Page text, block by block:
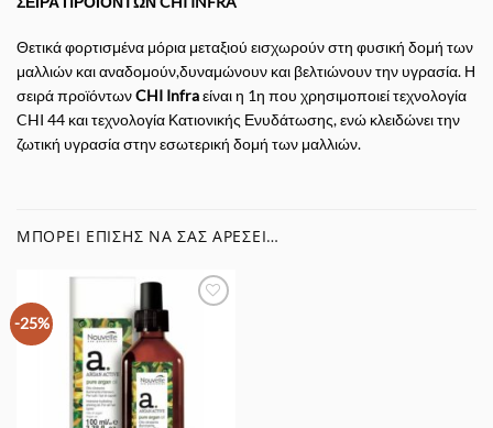
Θετικά φορτισμένα μόρια μεταξιού εισχωρούν στη φυσική δομή των
μαλλιών και αναδομούν,δυναμώνουν και βελτιώνουν την υγρασία. Η
σειρά προϊόντωνCHI Infraείναι η 1η που χρησιμοποιεί τεχνολογία
CHI 44 και τεχνολογία Κατιονικής Ενυδάτωσης, ενώ κλειδώνει την
ζωτική υγρασία στην εσωτερική δομή των μαλλιών.
ΜΠΟΡΕΊ ΕΠΊΣΗΣ ΝΑ ΣΑΣ ΑΡΈΣΕΙ…
-25%
Αγαπημένα